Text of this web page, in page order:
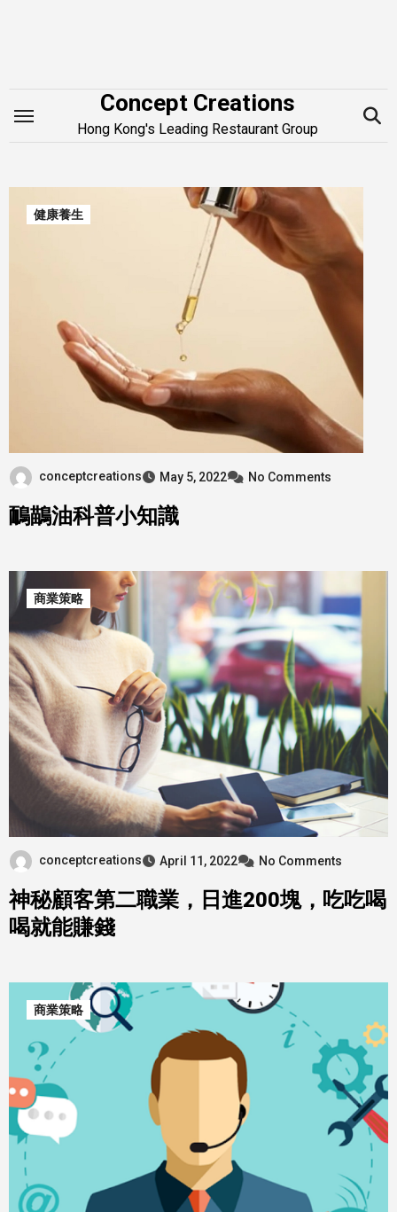
Concept Creations
Hong Kong's Leading Restaurant Group
健康養生
conceptcreations May 5, 2022 No Comments
鴯鶓油科普小知識
商業策略
conceptcreations April 11, 2022 No Comments
神秘顧客第二職業，日進200塊，吃吃喝
喝就能賺錢
商業策略